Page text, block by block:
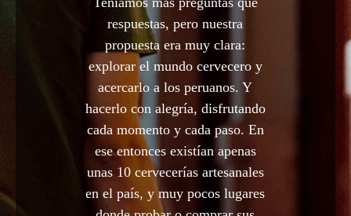
respuestas, pero nuestra
propuesta era muy clara:
explorar el mundo cervecero y
acercarlo a los peruanos. Y
hacerlo con alegría, disfrutando
cada momento y cada paso. En
ese entonces existían apenas
unas 10 cervecerías artesanales
en el país, y muy pocos lugares